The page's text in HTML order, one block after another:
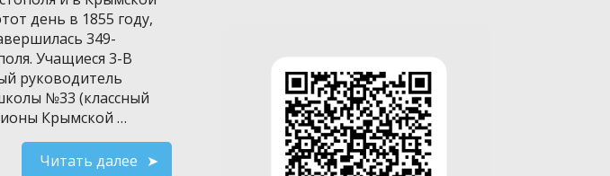
день в 1855 году,
349-
Учащиеся 3-В
руководитель
№33 (классный
Крымской …
Читать далее